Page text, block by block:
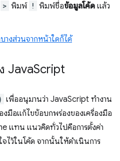
> พิมพ์ ! พิมพ์ชื่อข้อมูลโค้ด แล้ว
างส่วนจากหน้าใดก็ได้
JavaScript
เพื่ออนุมานว่า JavaScript ทำงาน
งมือแก้ไขข้อบกพร่องของเครื่องมือ
แทน แนวคิดทั่วไปคือการตั้งค่า
ไว้ในโค้ด จากนั้นให้ดำเนินการ